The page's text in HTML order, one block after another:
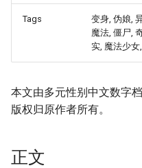
Tags
变身, 伪娘,
魔法, 僵尸,
实, 魔法少
本文由多元性别中文数字
版权归原作者所有。
正文